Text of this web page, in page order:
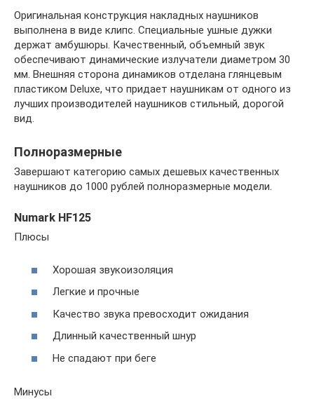
Оригинальная конструкция накладных наушников
выполнена в виде клипс. Специальные ушные дужки
держат амбушюры. Качественный, объемный звук
обеспечивают динамические излучатели диаметром 30
мм. Внешняя сторона динамиков отделана глянцевым
пластиком Deluxe, что придает наушникам от одного из
лучших производителей наушников стильный, дорогой
вид.
Полноразмерные
Завершают категорию самых дешевых качественных
наушников до 1000 рублей полноразмерные модели.
Numark HF125
Плюсы
Хорошая звукоизоляция
Легкие и прочные
Качество звука превосходит ожидания
Длинный качественный шнур
Не спадают при беге
Минусы